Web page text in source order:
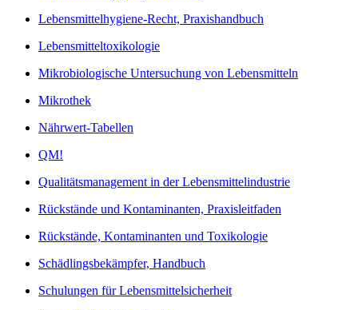
Lebensmittelhygiene-Recht, Praxishandbuch
Lebensmitteltoxikologie
Mikrobiologische Untersuchung von Lebensmitteln
Mikrothek
Nährwert-Tabellen
QM!
Qualitätsmanagement in der Lebensmittelindustrie
Rückstände und Kontaminanten, Praxisleitfaden
Rückstände, Kontaminanten und Toxikologie
Schädlingsbekämpfer, Handbuch
Schulungen für Lebensmittelsicherheit